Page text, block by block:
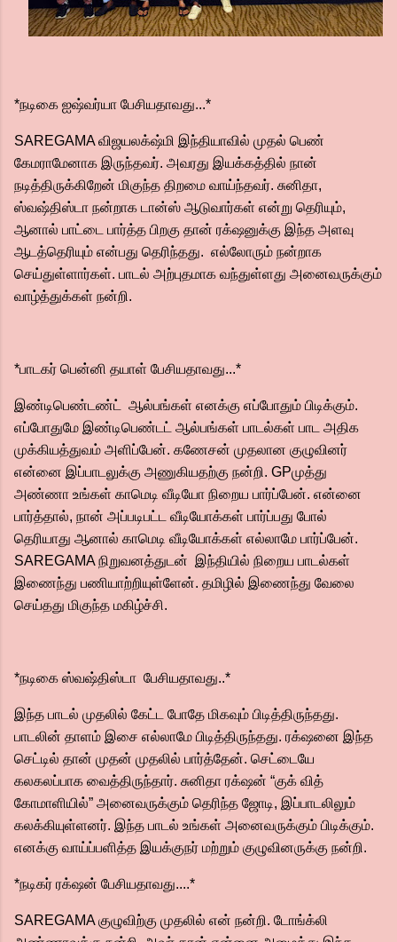
*நடிகை ஐஷ்வர்யா பேசியதாவது...*
SAREGAMA விஜயலக்‌ஷ்மி இந்தியாவில் முதல் பெண்
கேமராமேனாக இருந்தவர். அவரது இயக்கத்தில் நான்
நடித்திருக்கிறேன் மிகுந்த திறமை வாய்ந்தவர். சுனிதா,
ஸ்வஷ்திஸ்டா நன்றாக டான்ஸ் ஆடுவார்கள் என்று தெரியும்,
ஆனால் பாட்டை பார்த்த பிறகு தான் ரக்‌ஷனுக்கு இந்த அளவு
ஆடத்தெரியும் என்பது தெரிந்தது. எல்லோரும் நன்றாக
செய்துள்ளார்கள். பாடல் அற்புதமாக வந்துள்ளது அனைவருக்கும்
வாழ்த்துக்கள் நன்றி.
*பாடகர் பென்னி தயாள் பேசியதாவது...*
இண்டிபெண்டண்ட் ஆல்பங்கள் எனக்கு எப்போதும் பிடிக்கும்.
எப்போதுமே இண்டிபெண்டட் ஆல்பங்கள் பாடல்கள் பாட அதிக
முக்கியத்துவம் அளிப்பேன். கணேசன் முதலான குழுவினர்
என்னை இப்பாடலுக்கு அணுகியதற்கு நன்றி. GPமுத்து
அண்ணா உங்கள் காமெடி வீடியோ நிறைய பார்ப்பேன். என்னை
பார்த்தால், நான் அப்படிபட்ட வீடியோக்கள் பார்ப்பது போல்
தெரியாது ஆனால் காமெடி வீடியோக்கள் எல்லாமே பார்ப்பேன்.
SAREGAMA நிறுவனத்துடன் இந்தியில் நிறைய பாடல்கள்
இணைந்து பணியாற்றியுள்ளேன். தமிழில் இணைந்து வேலை
செய்தது மிகுந்த மகிழ்ச்சி.
*நடிகை ஸ்வஷ்திஸ்டா பேசியதாவது..*
இந்த பாடல் முதலில் கேட்ட போதே மிகவும் பிடித்திருந்தது.
பாடலின் தாளம் இசை எல்லாமே பிடித்திருந்தது. ரக்‌ஷனை இந்த
செட்டில் தான் முதன் முதலில் பார்த்தேன். செட்டையே
கலகலப்பாக வைத்திருந்தார். சுனிதா ரக்‌ஷன் “குக் வித்
கோமாளியில்” அனைவருக்கும் தெரிந்த ஜோடி, இப்பாடலிலும்
கலக்கியுள்ளனர். இந்த பாடல் உங்கள் அனைவருக்கும் பிடிக்கும்.
எனக்கு வாய்ப்பளித்த இயக்குநர் மற்றும் குழுவினருக்கு நன்றி.
*நடிகர் ரக்‌ஷன் பேசியதாவது....*
SAREGAMA குழுவிற்கு முதலில் என் நன்றி. டோங்க்லி